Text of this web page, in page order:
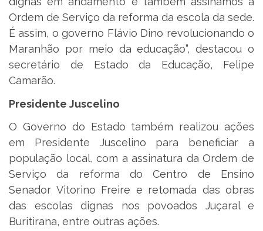
Ordem de Serviço da reforma da escola da sede.
É assim, o governo Flávio Dino revolucionando o
Maranhão por meio da educação”, destacou o
secretário de Estado da Educação, Felipe
Camarão.
Presidente Juscelino
O Governo do Estado também realizou ações
em Presidente Juscelino para beneficiar a
população local, com a assinatura da Ordem de
Serviço da reforma do Centro de Ensino
Senador Vitorino Freire e retomada das obras
das escolas dignas nos povoados Juçaral e
Buritirana, entre outras ações.